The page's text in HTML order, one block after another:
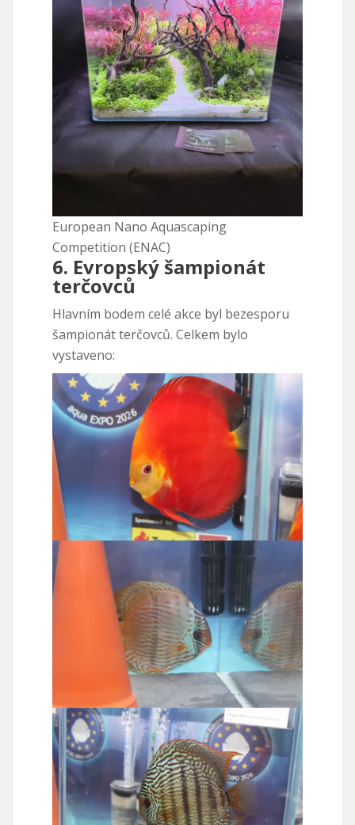
European Nano Aquascaping
Competition (ENAC)
6. Evropský šampionát
terčovců
Hlavním bodem celé akce byl bezesporu
šampionát terčovců. Celkem bylo
vystaveno: